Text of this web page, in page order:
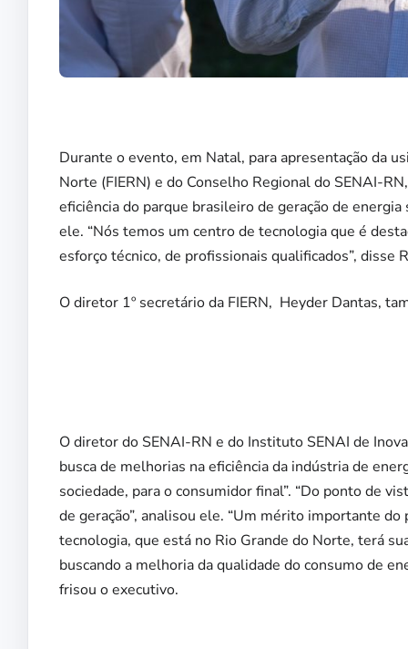
Durante o evento, em Natal, para apresentação da
Norte (FIERN) e do Conselho Regional do SENAI-
eficiência do parque brasileiro de geração de
ele. “Nós temos um centro de tecnologia que é
esforço técnico, de profissionais qualificados”, disse
O diretor 1º secretário da FIERN, Heyder Dantas,
O diretor do SENAI-RN e do Instituto SENAI de
busca de melhorias na eficiência da indústria de
sociedade, para o consumidor final”. “Do ponto de
de geração”, analisou ele. “Um mérito importante
tecnologia, que está no Rio Grande do Norte, terá
buscando a melhoria da qualidade do consumo de
frisou o executivo.